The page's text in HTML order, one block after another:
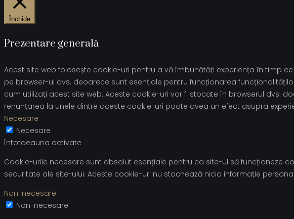
Închide
Prezentare generală
Acest site web folosește cookie-uri pentru a vă îmbunătăți experiența în timp
pe browser-ul dvs. deoarece sunt esențiale pentru funcționarea
cum utilizați acest site web. Aceste cookie-uri vor fi stocate în browserul dvs.
renunțarea la unele dintre aceste cookie-uri poate avea un efect asupra
Necesare
Necesare
Întotdeauna activate
Cookie-urile necesare sunt absolut esențiale pentru ca site-ul să funcționeze
securitate ale site-ului. Aceste cookie-uri nu stochează nicio informație
Non-necesare
Non-necesare